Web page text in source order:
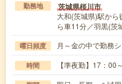
勤務地 茨城県桜川市
大和(茨城県)駅か
ら車11分／羽黒(茨
曜日頻度 月～金の中で勤務
時間 【準夜勤】17：00